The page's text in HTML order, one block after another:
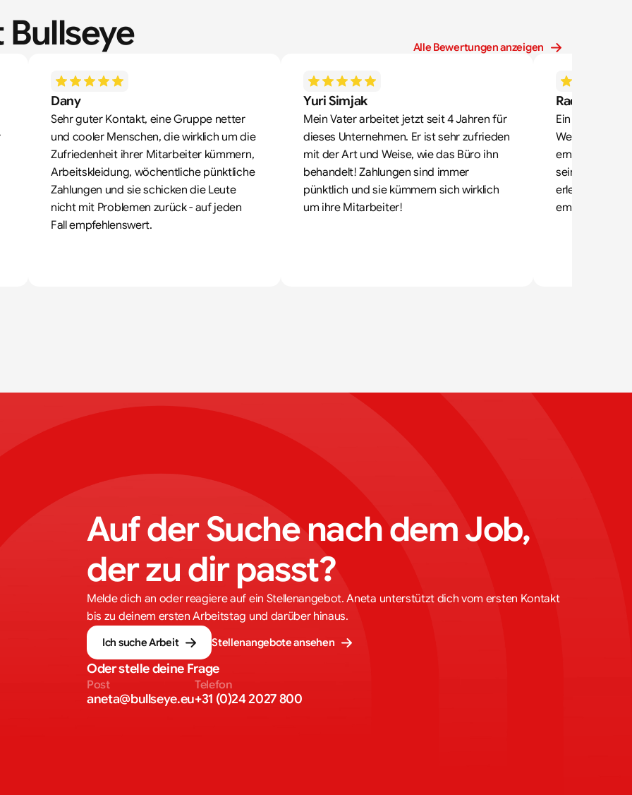
Alle Bewertungen anzeigen
Dany
Sehr guter Kontakt, eine Gruppe netter
und cooler Menschen, die wirklich um die
Zufriedenheit ihrer Mitarbeiter kümmern,
Arbeitskleidung, wöchentliche pünktliche
Zahlungen und sie schicken die Leute
nicht mit Problemen zurück - auf jeden
Fall empfehlenswert.
Yuri Simjak
Mein Vater arbeitet jetzt seit 4 Jahren für
dieses Unternehmen. Er ist sehr zufrieden
mit der Art und Weise, wie das Büro ihn
behandelt! Zahlungen sind immer
pünktlich und sie kümmern sich wirklich
um ihre Mitarbeiter!
Radek
Ein sehr gutes
Wenn jemand,
ernst nimmt,
sein Bestes.
erledigt. Ich
empfehlen.
Auf der Suche nach dem Job,
der zu dir passt?
Melde dich an oder reagiere auf ein Stellenangebot. Aneta unterstützt dich vom ersten Kontakt
bis zu deinem ersten Arbeitstag und darüber hinaus.
Ich suche Arbeit Stellenangebote ansehen
Oder stelle deine Frage
Post
aneta@bullseye.eu
Telefon
+31 (0)24 2027 800